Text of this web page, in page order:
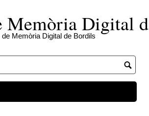
Memòria Digital
de Memòria Digital de Bordils